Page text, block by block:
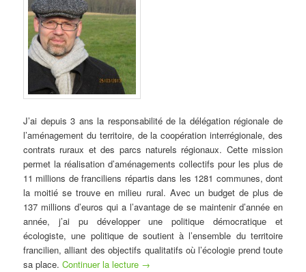
J’ai depuis 3 ans la responsabilité de la délégation régionale de
l’aménagement du territoire, de la coopération interrégionale, des
contrats ruraux et des parcs naturels régionaux. Cette mission
permet la réalisation d’aménagements collectifs pour les plus de
11 millions de franciliens répartis dans les 1281 communes, dont
la moitié se trouve en milieu rural. Avec un budget de plus de
137 millions d’euros qui a l’avantage de se maintenir d’année en
année, j’ai pu développer une politique démocratique et
écologiste, une politique de soutient à l’ensemble du territoire
francilien, alliant des objectifs qualitatifs où l’écologie prend toute
sa place.Continuer la lecture →